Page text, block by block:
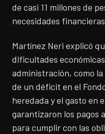
de casi 11 millones de
necesidades
Martínez Neri explicó
dificultades
administración, como
de un déficit en el
heredada y el gasto en
garantizaron los pagos
para cumplir con las